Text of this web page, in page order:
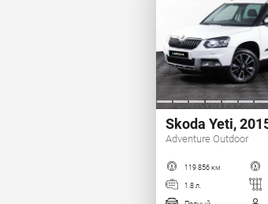
Skoda Yeti,
Adventure Outdoor
119 856 км
1.8 л.